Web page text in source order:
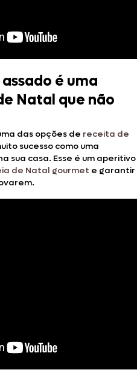
é uma
Natal que não
das opções de receita de
sucesso como uma
sua casa. Esse é um aperitivo
de Natal gourmet e garantir